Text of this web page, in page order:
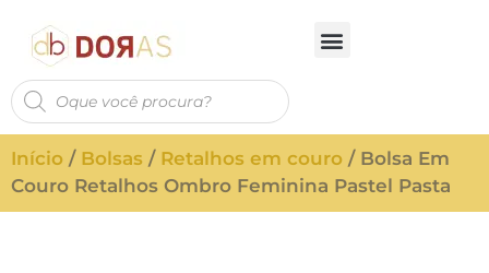
Início / Bolsas / Retalhos em couro / Bolsa Em
Couro Retalhos Ombro Feminina Pastel Pasta